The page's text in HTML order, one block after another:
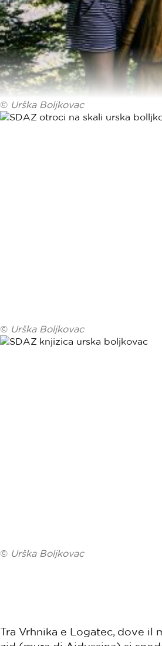
© Urška Boljkovac
© Urška Boljkovac
© Urška Boljkovac
Tra Vrhnika e Logatec, dove